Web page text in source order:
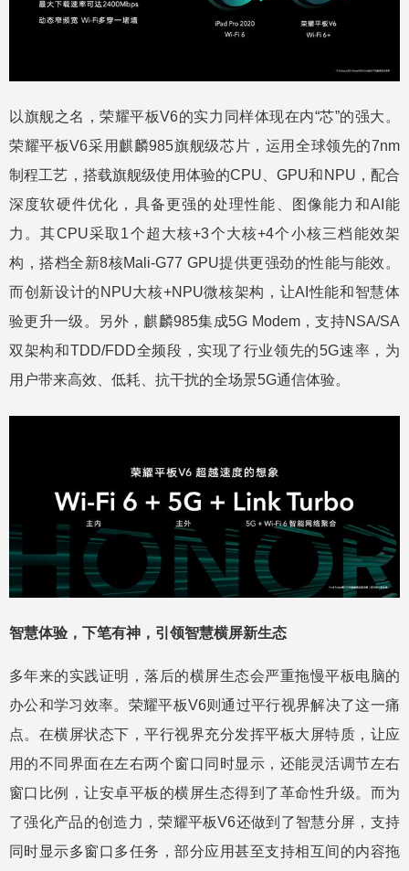
以旗舰之名，荣耀平板V6的实力同样体现在内“芯”的强大。
荣耀平板V6采用麒麟985旗舰级芯片，运用全球领先的7nm
制程工艺，搭载旗舰级使用体验的CPU、GPU和NPU，配合
深度软硬件优化，具备更强的处理性能、图像能力和AI能
力。其CPU采取1个超大核+3个大核+4个小核三档能效架
构，搭档全新8核Mali-G77 GPU提供更强劲的性能与能效。
而创新设计的NPU大核+NPU微核架构，让AI性能和智慧体
验更升一级。另外，麒麟985集成5G Modem，支持NSA/SA
双架构和TDD/FDD全频段，实现了行业领先的5G速率，为
用户带来高效、低耗、抗干扰的全场景5G通信体验。
智慧体验，下笔有神，引领智慧横屏新生态
多年来的实践证明，落后的横屏生态会严重拖慢平板电脑的
办公和学习效率。荣耀平板V6则通过平行视界解决了这一痛
点。在横屏状态下，平行视界充分发挥平板大屏特质，让应
用的不同界面在左右两个窗口同时显示，还能灵活调节左右
窗口比例，让安卓平板的横屏生态得到了革命性升级。而为
了强化产品的创造力，荣耀平板V6还做到了智慧分屏，支持
同时显示多窗口多任务，部分应用甚至支持相互间的内容拖